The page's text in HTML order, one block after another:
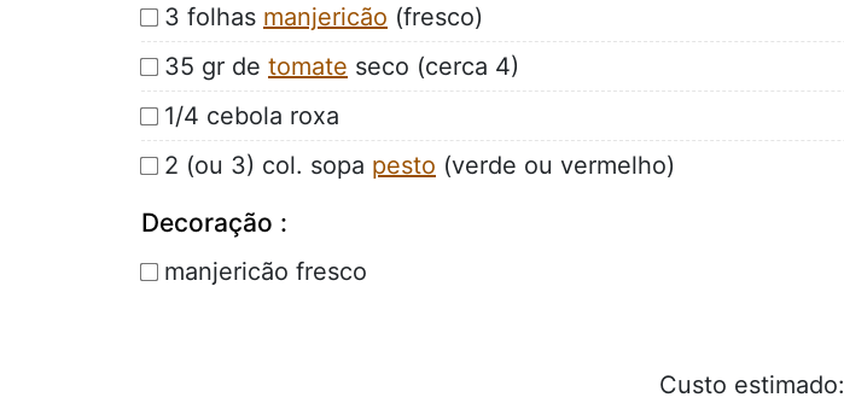
3 folhas manjericão (fresco)
35 gr de tomate seco (cerca 4)
1/4 cebola roxa
2 (ou 3) col. sopa pesto (verde ou vermelho)
Decoração :
manjericão fresco
Custo estimado: